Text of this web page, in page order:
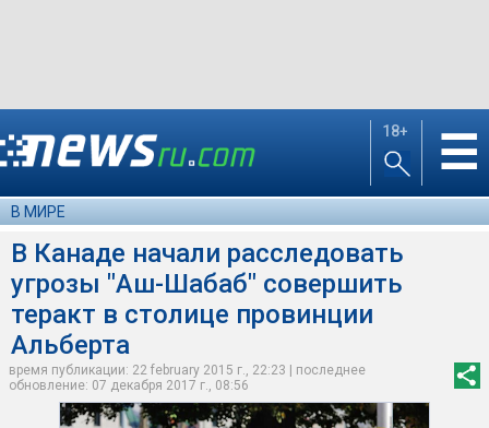
18+ ☰
В МИРЕ
В Канаде начали расследовать
угрозы "Аш-Шабаб" совершить
теракт в столице провинции
Альберта
время публикации: 22 february 2015 г., 22:23 | последнее
обновление: 07 декабря 2017 г., 08:56